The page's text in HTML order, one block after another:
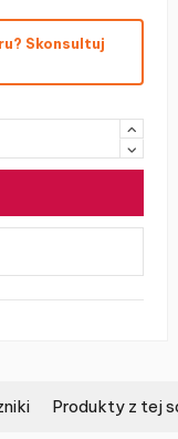
Skonsultuj
Produkty z tej